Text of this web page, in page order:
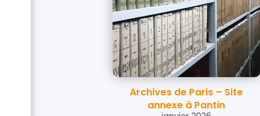
Archives de Paris – Site
annexe à Pantin